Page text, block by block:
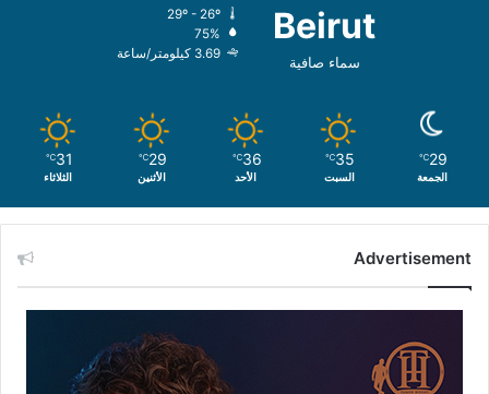
Beirut
سماء صافية
75%
3.69 كيلومتر/ساعة
29
℃
الجمعة
35
℃
السبت
36
℃
الأحد
29
℃
الأثنين
31
℃
الثلاثاء
Advertisement